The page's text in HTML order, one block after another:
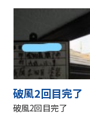
破風2回目完了
破風2回目完了